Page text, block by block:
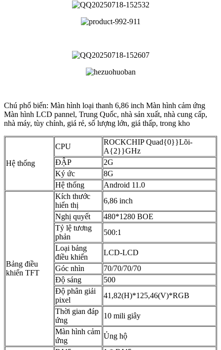
Chú phổ biến: Màn hình loại thanh 6,86 inch Màn hình cảm ứng
Màn hình LCD pannel, Trung Quốc, nhà sản xuất, nhà cung cấp,
nhà máy, tùy chỉnh, giá rẻ, số lượng lớn, giá thấp, trong kho
Hệ thống
CPU
ROCKCHIP Quad{0}}Lõi-
A{2}}GHz
ĐẬP
2G
Ký ức
8G
Hệ thống
Android 11.0
Bảng điều
khiển TFT
Kích thước
hiển thị
6,86 inch
Nghị quyết
480*1280 BOE
Tỷ lệ tương
phản
500:1
Loại bảng
điều khiển
LCD-LCD
Góc nhìn
70/70/70/70
Độ sáng
500
Độ phân giải
pixel
41,82(H)*125,46(V)*RGB
Thời gian đáp
ứng
10 mili giây
Màn hình cảm
ứng
Ủng hộ